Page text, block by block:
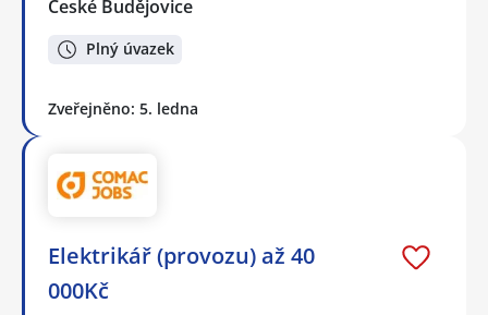
České Budějovice
Plný úvazek
Zveřejněno: 5. ledna
Elektrikář (provozu) až 40
000Kč